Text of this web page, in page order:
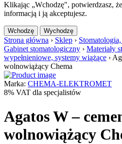
Klikając „Wchodzę", potwierdzasz,
informacją i ją akceptujesz.
Wchodzę Wychodzę
Strona główna › Sklep ›
Gabinet stomatologiczny › Materiały
wypełnieniowe, systemy wiążące ›
wolnowiążący Chema
Marka: CHEMA-ELEKTROMET
8% VAT dla specjalistów
Agatos W –
wolnowiążący